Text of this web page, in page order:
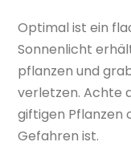
Optimal ist ein
Sonnenlicht
pflanzen und
verletzen. Achte
giftigen Pflanzen
Gefahren ist.